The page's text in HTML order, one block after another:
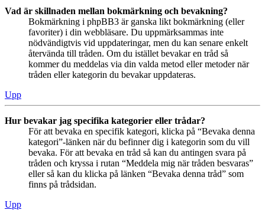
Vad är skillnaden mellan bokmärkning och bevakning?
Bokmärkning i phpBB3 är ganska likt bokmärkning (eller
favoriter) i din webbläsare. Du uppmärksammas inte
nödvändigtvis vid uppdateringar, men du kan senare enkelt
återvända till tråden. Om du istället bevakar en tråd så
kommer du meddelas via din valda metod eller metoder när
tråden eller kategorin du bevakar uppdateras.
Upp
Hur bevakar jag specifika kategorier eller trådar?
För att bevaka en specifik kategori, klicka på “Bevaka denna
kategori”-länken när du befinner dig i kategorin som du vill
bevaka. För att bevaka en tråd så kan du antingen svara på
tråden och kryssa i rutan “Meddela mig när tråden besvaras”
eller så kan du klicka på länken “Bevaka denna tråd” som
finns på trådsidan.
Upp